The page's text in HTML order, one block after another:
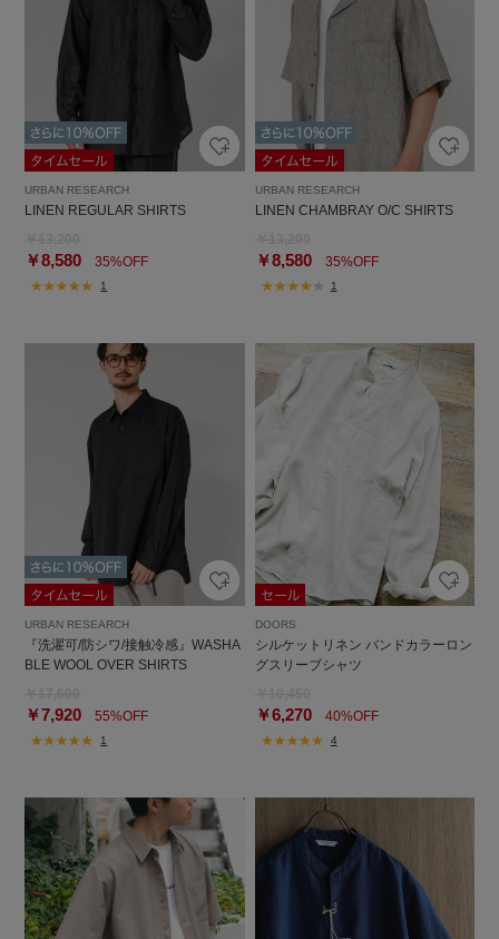
URBAN RESEARCH
LINEN REGULAR SHIRTS
￥8,580 35%OFF
1
URBAN RESEARCH
LINEN CHAMBRAY O/C SHIRTS
￥8,58035%OFF
1
URBAN RESEARCH
『洗濯可/防シワ/接触冷感』WASHA
BLE WOOL OVER SHIRTS
￥7,920 55%OFF
1
DOORS
シルケットリネン バンドカラーロン
グスリーブシャツ
￥6,27040%OFF
4